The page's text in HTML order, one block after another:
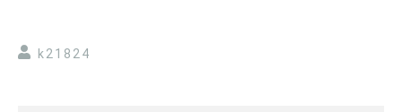
k21824